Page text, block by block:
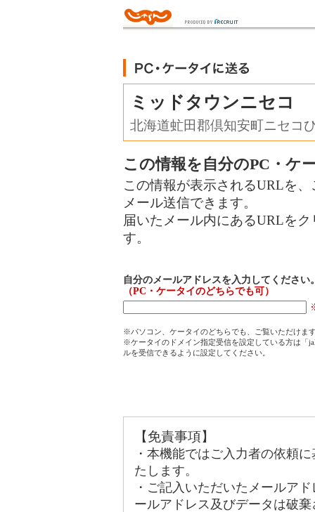
ミッドタウンニセコ
北海道虻田郡倶知安町ニセコ
この情報を自分のPC・ケ
この情報が表示されるURLを
メール送信できます。
届いたメール内にあるURLを
す。
自分のメールアドレスを入力してください
（PC・ケータイのどちらでも可）
※パソコン、ケータイのどちらでも、ご覧いただけま
※ケータイのドメイン指定受信を設定している方は「
ルを受信できるように設定してください。
【免責事項】
・本機能ではご入力者の依頼
たします。
・ご記入いただいたメールア
ールアドレス及びデータは破